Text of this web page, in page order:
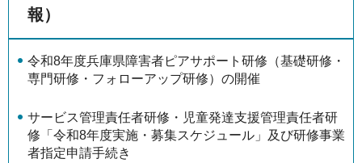
報）
令和8年度兵庫県障害者ピアサポート研修（基礎研修・
専門研修・フォローアップ研修）の開催
サービス管理責任者研修・児童発達支援管理責任者研
修「令和8年度実施・募集スケジュール」及び研修事業
者指定申請手続き